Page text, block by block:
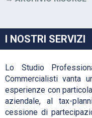
I NOSTRI SERVIZI
Lo Studio
Commercialisti vanta
esperienze con
aziendale, al tax-
cessione di